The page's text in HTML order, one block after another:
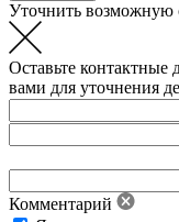
Уточнить возможную
Оставьте контактные
вами для уточнения
Комментарий